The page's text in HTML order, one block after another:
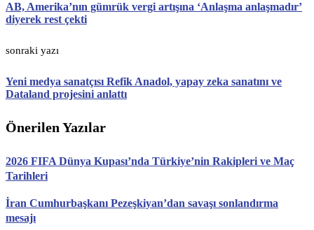
AB, Amerika’nın gümrük vergi artışına ‘Anlaşma anlaşmadır’
diyerek rest çekti
sonraki yazı
Yeni medya sanatçısı Refik Anadol, yapay zeka sanatını ve
Dataland projesini anlattı
Önerilen Yazılar
2026 FIFA Dünya Kupası’nda Türkiye’nin Rakipleri ve Maç
Tarihleri
İran Cumhurbaşkanı Pezeşkiyan’dan savaşı sonlandırma
mesajı